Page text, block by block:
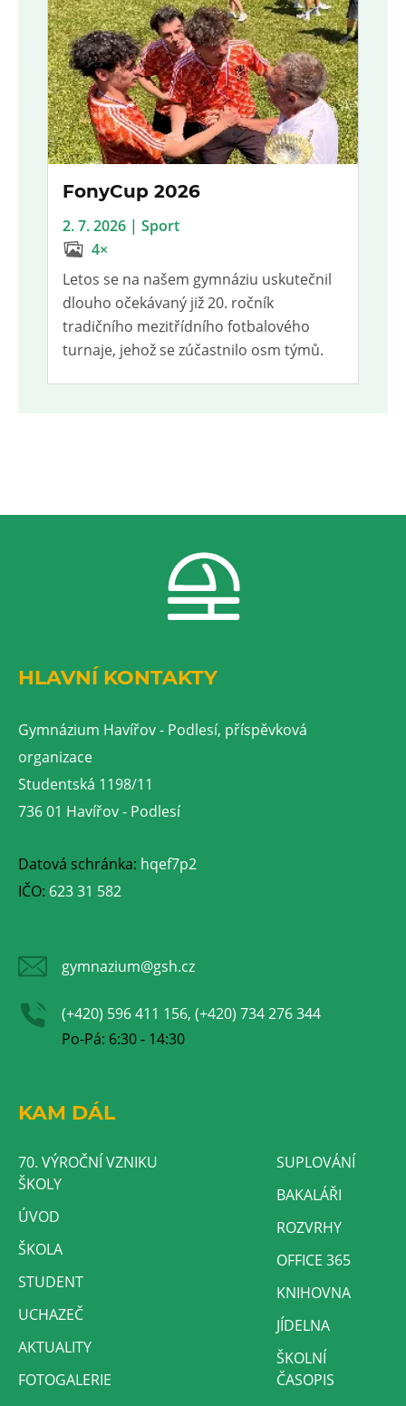
FonyCup 2026
2. 7. 2026 | Sport
4×
Letos se na našem gymnáziu uskutečnil
dlouho očekávaný již 20. ročník
tradičního mezitřídního fotbalového
turnaje, jehož se zúčastnilo osm týmů.
HLAVNÍ KONTAKTY
Gymnázium Havířov - Podlesí, příspěvková
organizace
Studentská 1198/11
736 01 Havířov - Podlesí
Datová schránka: hqef7p2
IČO: 623 31 582
gymnazium@gsh.cz
(+420) 596 411 156, (+420) 734 276 344
Po-Pá: 6:30 - 14:30
KAM DÁL
70. VÝROČNÍ VZNIKU
ŠKOLY
ÚVOD
ŠKOLA
STUDENT
UCHAZEČ
AKTUALITY
FOTOGALERIE
SUPLOVÁNÍ
BAKALÁŘI
ROZVRHY
OFFICE 365
KNIHOVNA
JÍDELNA
ŠKOLNÍ
ČASOPIS